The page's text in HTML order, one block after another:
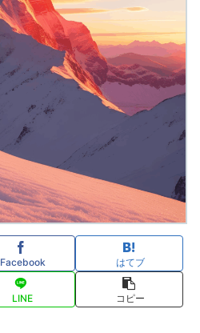
Facebook はてブ
LINE コピー